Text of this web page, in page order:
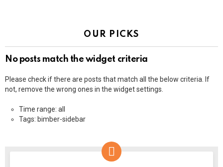
OUR PICKS
No posts match the widget criteria
Please check if there are posts that match all the below criteria. If
not, remove the wrong ones in the widget settings.
Time range: all
Tags: bimber-sidebar